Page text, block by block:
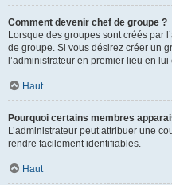
Comment devenir chef de groupe ?
Lorsque des groupes sont créés par
de groupe. Si vous désirez créer un
l’administrateur en premier lieu en
Haut
Pourquoi certains membres
L’administrateur peut attribuer une
rendre facilement identifiables.
Haut